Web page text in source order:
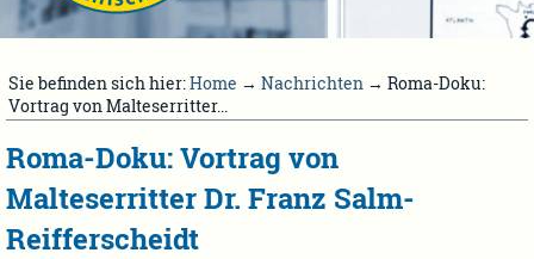
Sie befinden sich hier:Home → Nachrichten → Roma-Doku:
Vortrag von Malteserritter...
Roma-Doku: Vortrag von
Malteserritter Dr. Franz Salm-
Reifferscheidt